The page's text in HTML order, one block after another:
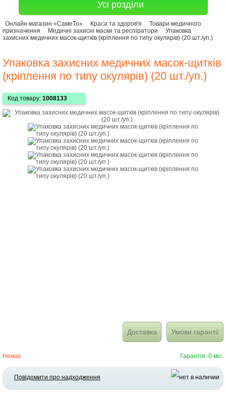
Усі розділи
Онлайн магазин «СамеТо» Краса та здоров'я
Товари медичного
призначення
Медичні захисні маски та респіратори
Упаковка
захисних медичних масок-щитків (кріплення по типу окулярів) (20 шт./уп.)
Упаковка захисних медичних масок-щитків
(кріплення по типу окулярів) (20 шт./уп.)
Код товару: 1008133
Доставка Умови гарантії
Немає Гарантія: 0 міс.
Повідомити про надходження